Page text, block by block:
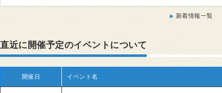
新着情報一覧
直近に開催予定のイベントについて
開催日 イベント名